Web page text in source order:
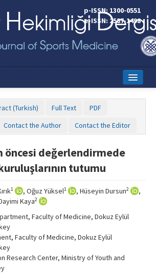
p-ISSN: 1300-0551
e-ISSN: 2587-1498
Form
(Turkish) Full Text
PDF
Contact the Author Contact the Editor
öncesi değerlendirmede
tutumu
1 , Oğuz Yüksel1 , Hüseyin Dursun2
,
Kaya2
Faculty of Medicine, Dokuz Eylül
Faculty of Medicine, Dokuz Eylül
Research Center, Ministry of Youth and